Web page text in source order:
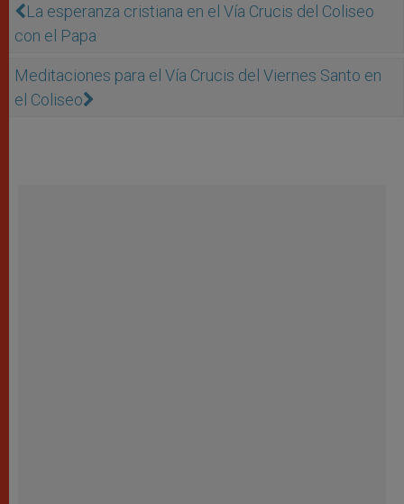
La esperanza cristiana en el Vía Crucis del Coliseo
con el Papa
Meditaciones para el Vía Crucis del Viernes Santo en
el Coliseo